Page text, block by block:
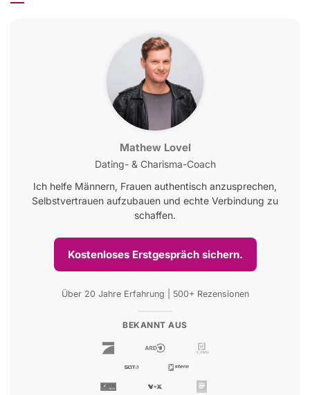
Mathew Lovel
Dating- & Charisma-Coach
Ich helfe Männern, Frauen authentisch anzusprechen,
Selbstvertrauen aufzubauen und echte Verbindung zu
schaffen.
Kostenloses Erstgespräch sichern.
Über 20 Jahre Erfahrung | 500+ Rezensionen
BEKANNT AUS